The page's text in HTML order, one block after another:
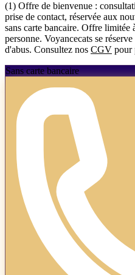
(1) Offre de bienvenue :
prise de contact, réservée aux
sans carte bancaire. Offre limitée
personne. Voyancecats se
d'abus. Consultez nos CGV pour
Sans carte bancaire